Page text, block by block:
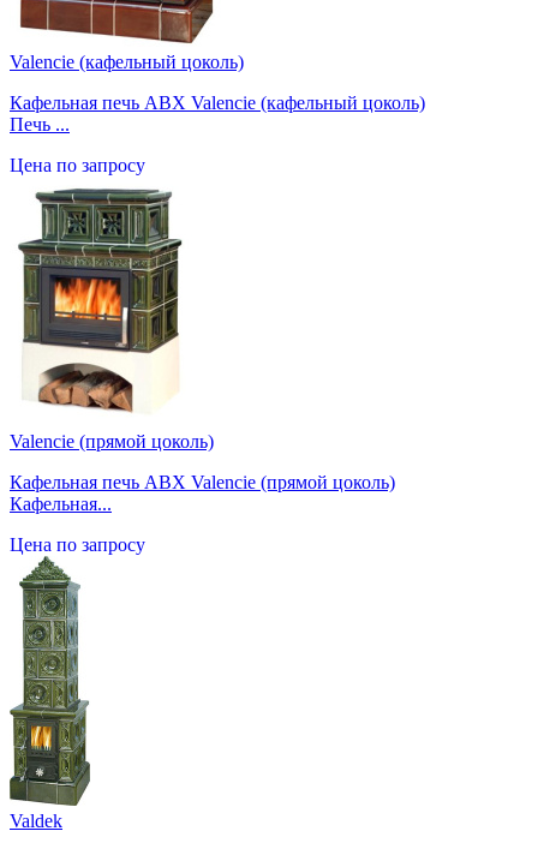
Valencie (кафельный цоколь)
Кафельная печь ABX Valencie (кафельный цоколь)
Печь ...
Цена по запросу
Valencie (прямой цоколь)
Кафельная печь ABX Valencie (прямой цоколь)
Кафельная...
Цена по запросу
Valdek